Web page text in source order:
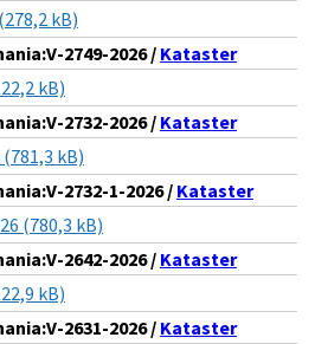
kB)
2749-2026 / Kataster
kB)
2732-2026 / Kataster
(781,3 kB)
2732-1-2026 / Kataster
(780,3 kB)
2642-2026 / Kataster
kB)
2631-2026 / Kataster